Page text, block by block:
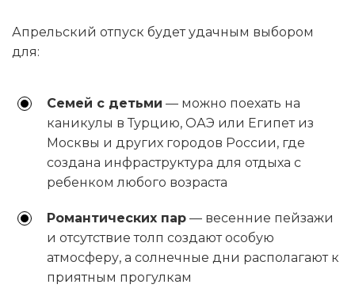
Апрельский отпуск будет удачным выбором
для:
Семей с детьми — можно поехать на
каникулы в Турцию, ОАЭ или Египет из
Москвы и других городов России, где
создана инфраструктура для отдыха с
ребенком любого возраста
Романтических пар — весенние пейзажи
и отсутствие толп создают особую
атмосферу, а солнечные дни располагают к
приятным прогулкам